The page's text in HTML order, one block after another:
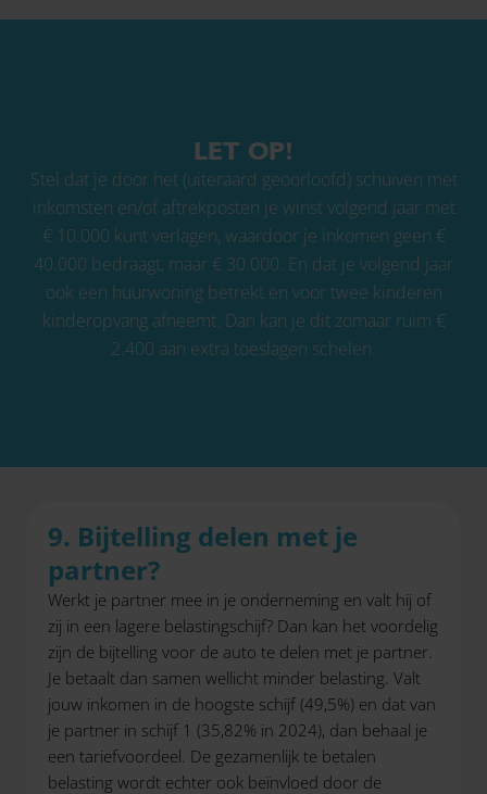
LET OP!
Stel dat je door het (uiteraard geoorloofd) schuiven met
inkomsten en/of aftrekposten je winst volgend jaar met
€ 10.000 kunt verlagen, waardoor je inkomen geen €
40.000 bedraagt, maar € 30.000. En dat je volgend jaar
ook een huurwoning betrekt en voor twee kinderen
kinderopvang afneemt. Dan kan je dit zomaar ruim €
2.400 aan extra toeslagen schelen.
9. Bijtelling delen met je
partner?
Werkt je partner mee in je onderneming en valt hij of
zij in een lagere belastingschijf? Dan kan het voordelig
zijn de bijtelling voor de auto te delen met je partner.
Je betaalt dan samen wellicht minder belasting. Valt
jouw inkomen in de hoogste schijf (49,5%) en dat van
je partner in schijf 1 (35,82% in 2024), dan behaal je
een tariefvoordeel. De gezamenlijk te betalen
belasting wordt echter ook beïnvloed door de